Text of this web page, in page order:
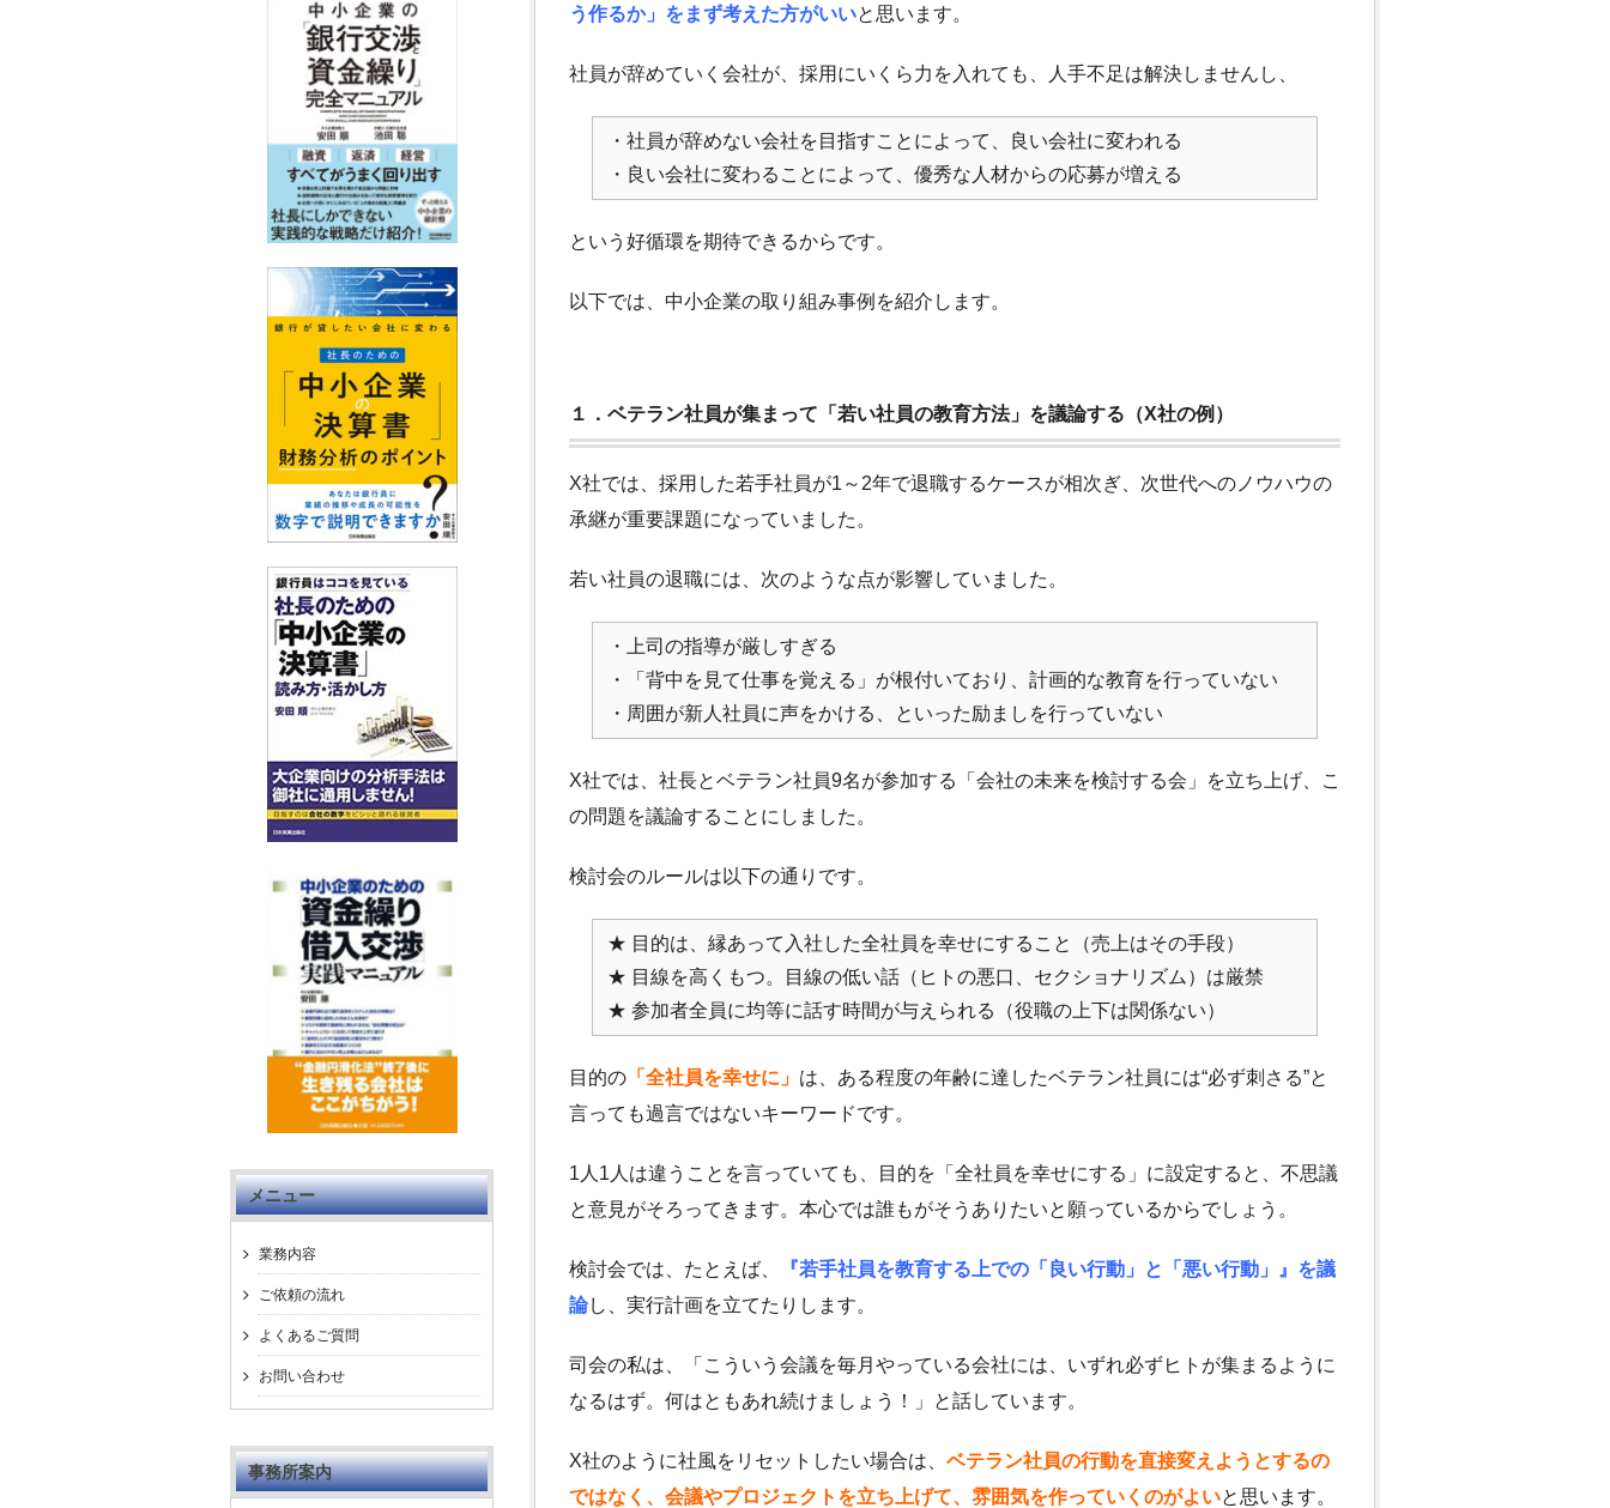
う作るか」をまず考えた方がいいと思います。
社員が辞めていく会社が、採用にいくら力を入れても、人手不足は解決しませんし、
・社員が辞めない会社を目指すことによって、良い会社に変われる
・良い会社に変わることによって、優秀な人材からの応募が増える
という好循環を期待できるからです。
以下では、中小企業の取り組み事例を紹介します。
１．ベテラン社員が集まって「若い社員の教育方法」を議論する（X社の例）
X社では、採用した若手社員が1～2年で退職するケースが相次ぎ、次世代へのノウハウの
承継が重要課題になっていました。
若い社員の退職には、次のような点が影響していました。
・上司の指導が厳しすぎる
・「背中を見て仕事を覚える」が根付いており、計画的な教育を行っていない
・周囲が新人社員に声をかける、といった励ましを行っていない
X社では、社長とベテラン社員9名が参加する「会社の未来を検討する会」を立ち上げ、こ
の問題を議論することにしました。
検討会のルールは以下の通りです。
★ 目的は、縁あって入社した全社員を幸せにすること（売上はその手段）
★ 目線を高くもつ。目線の低い話（ヒトの悪口、セクショナリズム）は厳禁
★ 参加者全員に均等に話す時間が与えられる（役職の上下は関係ない）
目的の 「全社員を幸せに」 は、ある程度の年齢に達したベテラン社員には“必ず刺さる”と
言っても過言ではないキーワードです。
1人1人は違うことを言っていても、目的を「全社員を幸せにする」に設定すると、不思議
と意見がそろってきます。本心では誰もがそうありたいと願っているからでしょう。
検討会では、たとえば、
『若手社員を教育する上での「良い行動」と「悪い行動」』を議
論し、実行計画を立てたりします。
司会の私は、「こういう会議を毎月やっている会社には、いずれ必ずヒトが集まるように
なるはず。何はともあれ続けましょう！」と話しています。
X社のように社風をリセットしたい場合は、 ベテラン社員の行動を直接変えようとするの
ではなく、会議やプロジェクトを立ち上げて、雰囲気を作っていくのがよいと思います。
メニュー
業務内容
ご依頼の流れ
よくあるご質問
お問い合わせ
事務所案内